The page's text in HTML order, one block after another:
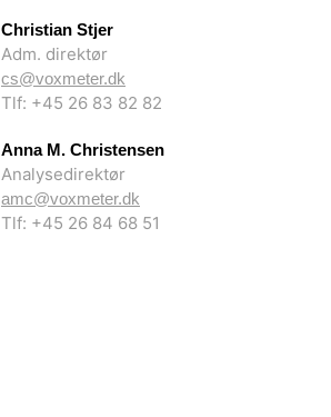
Christian Stjer
Adm. direktør
cs@voxmeter.dk
Tlf: +45 26 83 82 82
Anna M. Christensen
Analysedirektør
amc@voxmeter.dk
Tlf: +45 26 84 68 51